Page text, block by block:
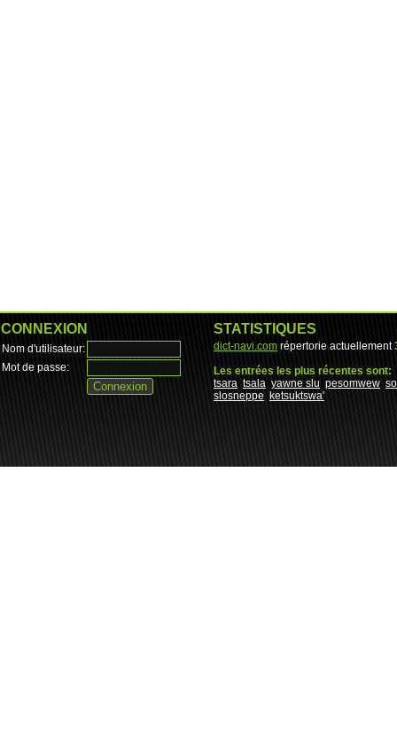
CONNEXION
Nom d'utilisateur:
Mot de passe:
STATISTIQUES
dict-navi.com répertorie actuellement
Les entrées les plus récentes sont:
tsara tsala yawne slu pesomwew
slosneppe
ketsuktswa'